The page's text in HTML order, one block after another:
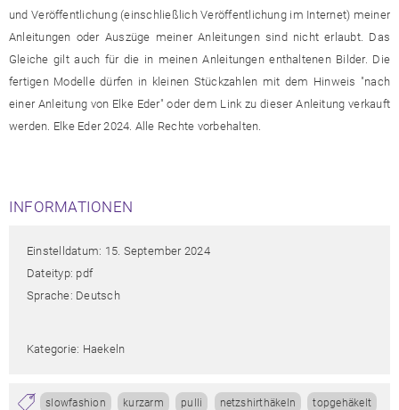
und Veröffentlichung (einschließlich Veröffentlichung im Internet) meiner
Anleitungen oder Auszüge meiner Anleitungen sind nicht erlaubt. Das
Gleiche gilt auch für die in meinen Anleitungen enthaltenen Bilder. Die
fertigen Modelle dürfen in kleinen Stückzahlen mit dem Hinweis "nach
einer Anleitung von Elke Eder" oder dem Link zu dieser Anleitung verkauft
werden. Elke Eder 2024. Alle Rechte vorbehalten.
INFORMATIONEN
Einstelldatum: 15. September 2024
Dateityp: pdf
Sprache: Deutsch
Kategorie: Haekeln
slowfashion kurzarm pulli netzshirthäkeln topgehäkelt